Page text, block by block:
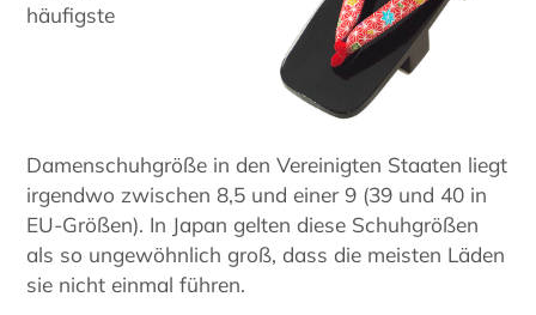
häufigste
Damenschuhgröße in den Vereinigten Staaten liegt
irgendwo zwischen 8,5 und einer 9 (39 und 40 in
EU-Größen). In Japan gelten diese Schuhgrößen
als so ungewöhnlich groß, dass die meisten Läden
sie nicht einmal führen.